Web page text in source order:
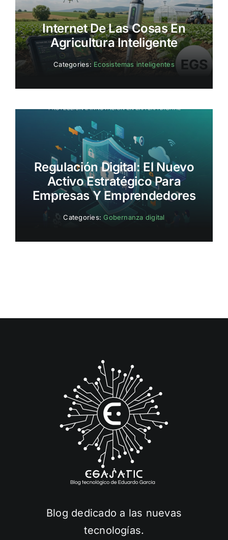
Internet De Las Cosas En
Agricultura Inteligente
Categories: Ecosistemas inteligentes
Regulación Digital: El Nuevo
Activo Estratégico Para
Empresas Y Emprendedores
Categories:Gobernanza digital
Blog dedicado a las nuevas
tecnologías.